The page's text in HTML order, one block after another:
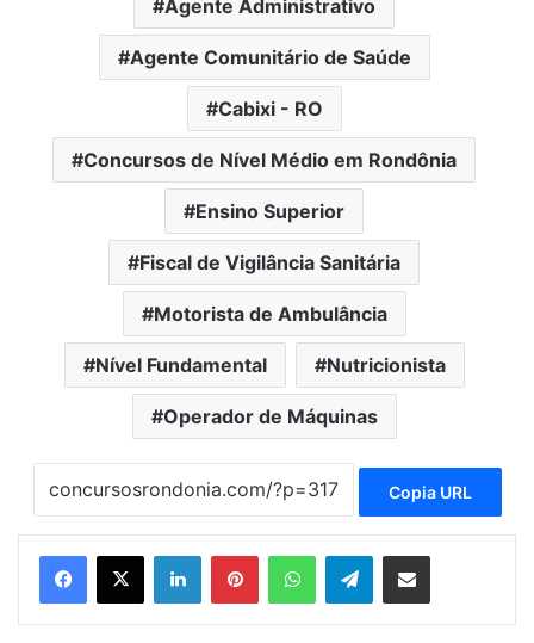
Agente Administrativo
Agente Comunitário de Saúde
Cabixi - RO
Concursos de Nível Médio em Rondônia
Ensino Superior
Fiscal de Vigilância Sanitária
Motorista de Ambulância
Nível Fundamental Nutricionista
Operador de Máquinas
Copia URL
LinkedinPinterestWhatsAppTelegramCompartilhar via e-mail